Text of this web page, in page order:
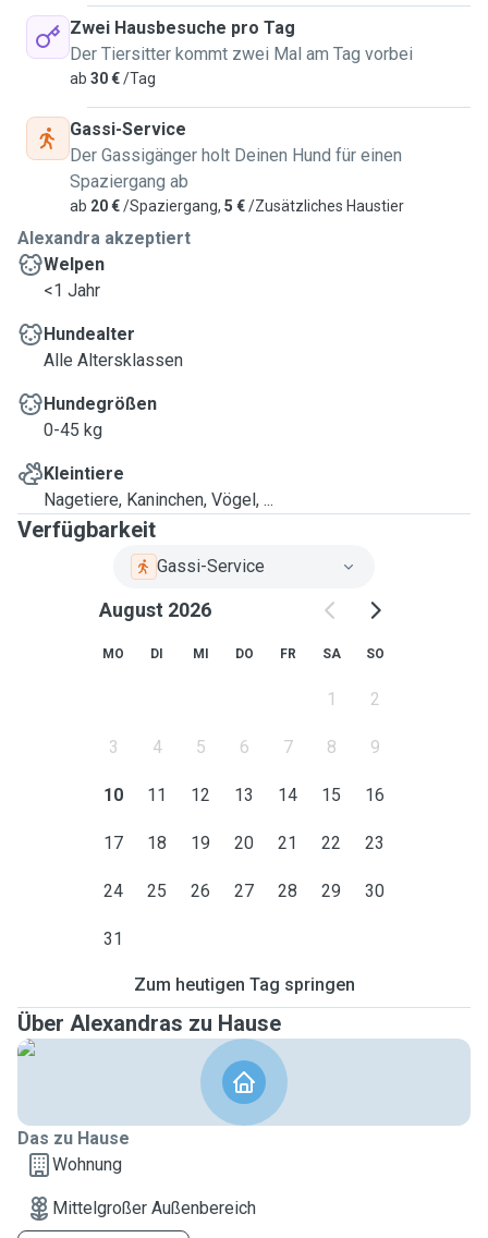
Zwei Hausbesuche pro Tag
Der Tiersitter kommt zwei Mal am Tag vorbei
ab 30 €/Tag
Gassi-Service
Der Gassigänger holt Deinen Hund für einen
Spaziergang ab
ab 20 €/Spaziergang, 5 €/Zusätzliches Haustier
Alexandra akzeptiert
Welpen
<1 Jahr
Hundealter
Alle Altersklassen
Hundegrößen
0-45 kg
Kleintiere
Nagetiere, Kaninchen, Vögel, ...
Verfügbarkeit
Gassi-Service
August 2026
MO DI MI DO FR SA SO
1 2
3 4 5 6 7 8 9
10 11 12 13 14 15 16
17 18 19 20 21 22 23
24 25 26 27 28 29 30
31
Zum heutigen Tag springen
Über Alexandras zu Hause
Das zu Hause
Wohnung
Mittelgroßer Außenbereich